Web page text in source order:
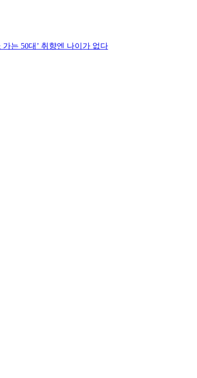
는 50대’ 취향엔 나이가 없다